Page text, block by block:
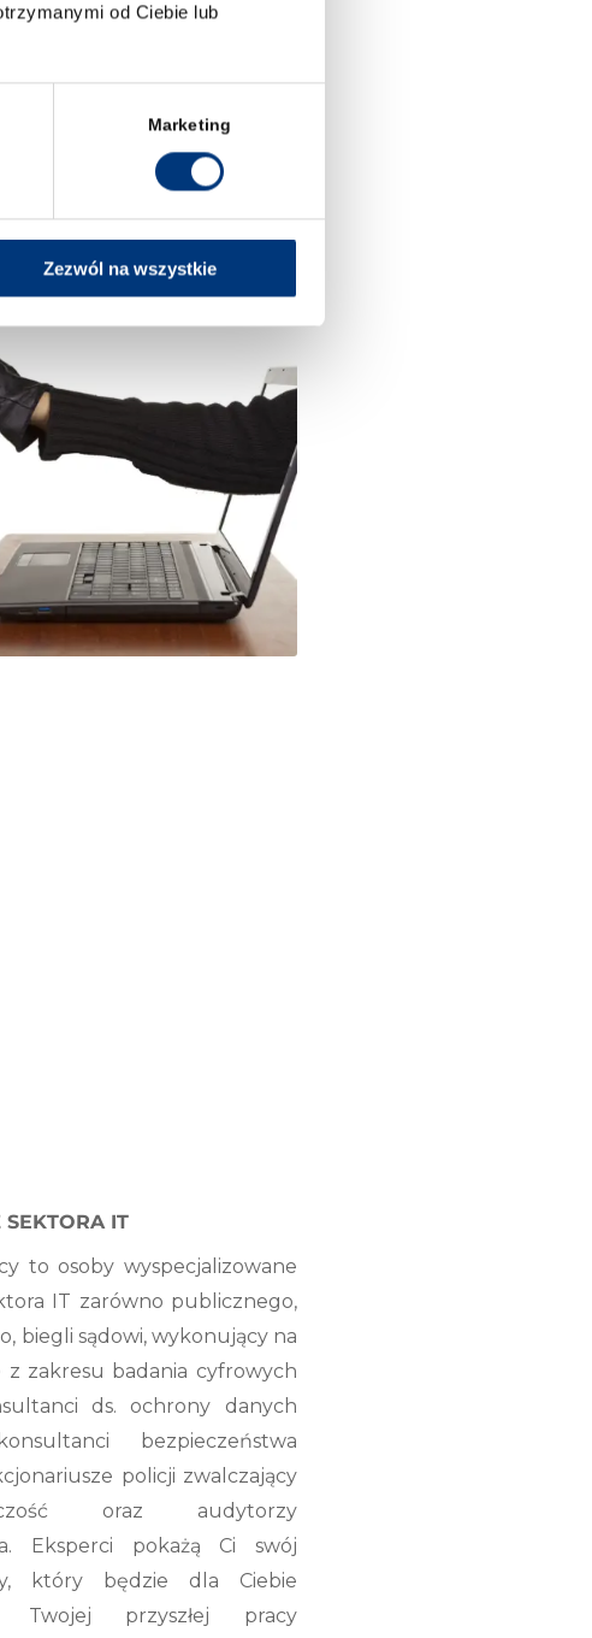
od Ciebie lub
Marketing
Zezwól na wszystkie
SEKTORA IT
to osoby wyspecjalizowane
IT zarówno publicznego,
biegli sądowi, wykonujący na
z zakresu badania cyfrowych
ds. ochrony danych
bezpieczeństwa
policji zwalczający
oraz audytorzy
Eksperci pokażą Ci swój
który będzie dla Ciebie
przyszłej pracy